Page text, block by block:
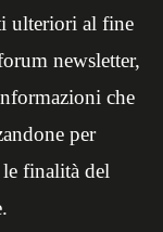
ulteriori al fine
newsletter,
che
per
finalità del